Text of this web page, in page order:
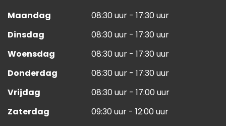
Maandag
08:30 uur - 17:30 uur
Dinsdag
08:30 uur - 17:30 uur
Woensdag
08:30 uur - 17:30 uur
Donderdag
08:30 uur - 17:30 uur
Vrijdag
08:30 uur - 17:00 uur
Zaterdag
09:30 uur - 12:00 uur